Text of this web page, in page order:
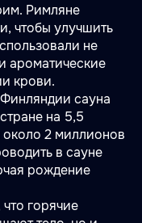
Римляне
чтобы улучшить
не
ароматические
крови.
сауна
на 5,5
2 миллионов
в сауне
рождение
горячие